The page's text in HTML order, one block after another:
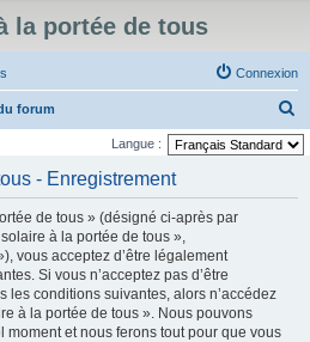
la portée de tous
Connexion
forum
e
Langue :
- Enregistrement
de tous » (désigné ci-après par
à la portée de tous »,
vous acceptez d’être légalement
Si vous n’acceptez pas d’être
les conditions suivantes, alors n’accédez
à la portée de tous ». Nous pouvons
moment et nous ferons tout pour que vous